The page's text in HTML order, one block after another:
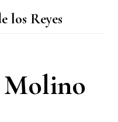
los Reyes
Molino